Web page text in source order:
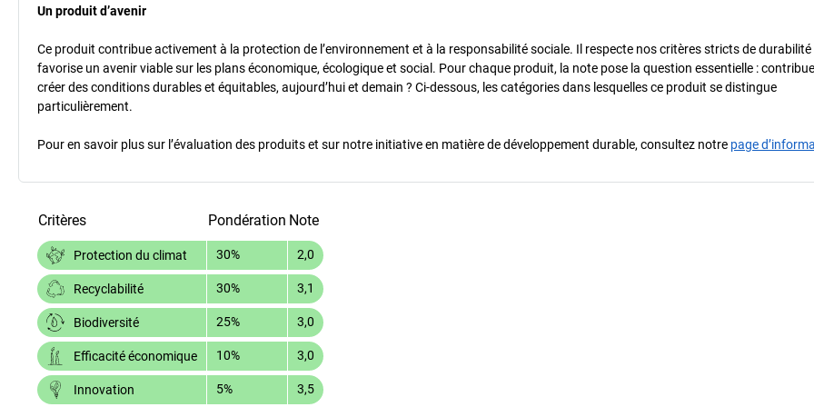
Un produit d’avenir
Ce produit contribue activement à la protection de l’environnement et à la responsabilité sociale. Il respecte nos critères stricts de durabilité
favorise un avenir viable sur les plans économique, écologique et social. Pour chaque produit, la note pose la question essentielle :
créer des conditions durables et équitables, aujourd’hui et demain ? Ci-dessous, les catégories dans lesquelles ce produit se distingue
particulièrement.
Pour en savoir plus sur l’évaluation des produits et sur notre initiative en matière de développement durable, consultez notre page
Critères Pondération Note
Protection du climat 30% 2,0
Recyclabilité 30% 3,1
Biodiversité 25% 3,0
Efficacité économique 10% 3,0
Innovation 5% 3,5